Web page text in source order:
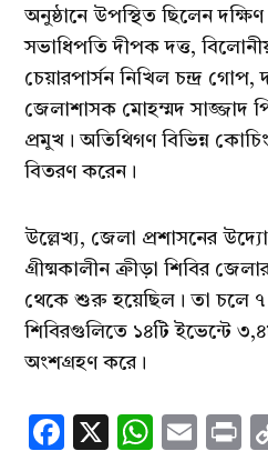
অনুষ্ঠানে উপস্থিত ছিলেন
সভাধিপতি দীপক দত্ত,
চেয়ারপার্সন নিখিল চন্দ্র গোপ,
জেলাশাসক মোহম্মদ সাজ্জাদ
প্রমুখ। অতিথিগণ বিভিন্ন
বিতরণ করেন।
উল্লেখ্য, জেলা প্রশাসনের
গ্রীষ্মকালীন ক্রীড়া শিবির
থেকে শুরু হয়েছিল। তা চলে ৭
শিবিরগুলিতে ১৪টি ইভেন্টে
অংশগ্রহণ করে।
Facebook
X